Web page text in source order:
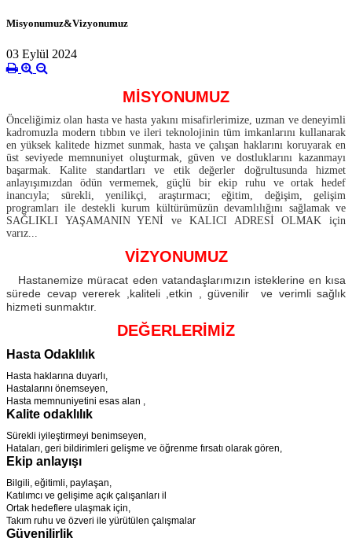
Misyonumuz&Vizyonumuz
03 Eylül 2024
MİSYONUMUZ
Önceliğimiz olan hasta ve hasta yakını misafirlerimize, uzman ve deneyimli
kadromuzla modern tıbbın ve ileri teknolojinin tüm imkanlarını kullanarak
en yüksek kalitede hizmet sunmak, hasta ve çalışan haklarını koruyarak en
üst seviyede memnuniyet oluşturmak, güven ve dostluklarını kazanmayı
başarmak. Kalite standartları ve etik değerler doğrultusunda hizmet
anlayışımızdan ödün vermemek, güçlü bir ekip ruhu ve ortak hedef
inancıyla; sürekli, yenilikçi, araştırmacı; eğitim, değişim, gelişim
programları ile destekli kurum kültürümüzün devamlılığını sağlamak ve
SAĞLIKLI YAŞAMANIN YENİ ve KALICI ADRESİ OLMAK için
varız...
VİZYONUMUZ
Hastanemize müracat eden vatandaşlarımızın isteklerine en kısa
sürede cevap vererek ,kaliteli ,etkin , güvenilir ve verimli sağlık
hizmeti sunmaktır.
DEĞERLERİMİZ
Hasta Odaklılık
Hasta haklarına duyarlı,
Hastalarını önemseyen,
Hasta memnuniyetini esas alan ,
Kalite odaklılık
Sürekli iyileştirmeyi benimseyen,
Hataları, geri bildirimleri gelişme ve öğrenme fırsatı olarak gören,
Ekip anlayışı
Bilgili, eğitimli, paylaşan,
Katılımcı ve gelişime açık çalışanları il
Ortak hedeflere ulaşmak için,
Takım ruhu ve özveri ile yürütülen çalışmalar
Güvenilirlik